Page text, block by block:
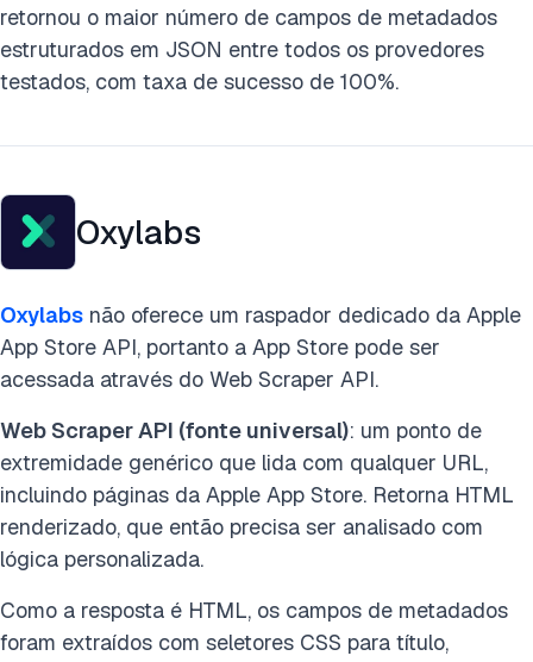
retornou o maior número de campos de metadados
estruturados em JSON entre todos os provedores
testados, com taxa de sucesso de 100%.
Oxylabs
Oxylabs não oferece um raspador dedicado da Apple
App Store API, portanto a App Store pode ser
acessada através do Web Scraper API.
Web Scraper API (fonte universal): um ponto de
extremidade genérico que lida com qualquer URL,
incluindo páginas da Apple App Store. Retorna HTML
renderizado, que então precisa ser analisado com
lógica personalizada.
Como a resposta é HTML, os campos de metadados
foram extraídos com seletores CSS para título,